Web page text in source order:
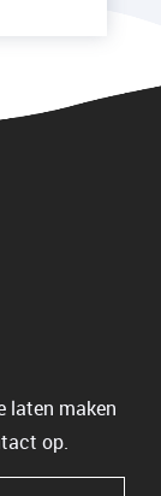
laten maken
op.